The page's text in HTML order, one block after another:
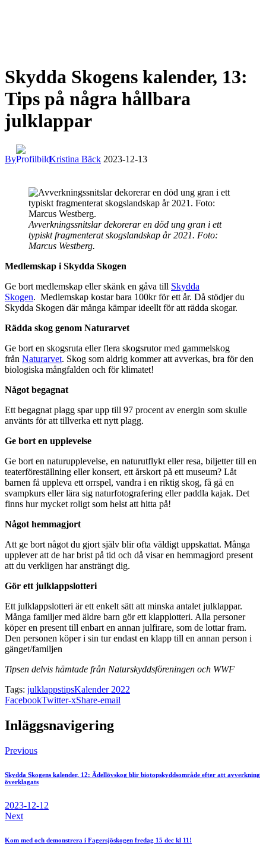
Skydda Skogens kalender, 13:
Tips på några hållbara
julklappar
By Kristina Bäck 2023-12-13
Avverkningssnitslar dekorerar en död ung gran i ett
typiskt fragmenterat skogslandskap år 2021. Foto:
Marcus Westberg.
Medlemskap i Skydda Skogen
Ge bort medlemskap eller skänk en gåva till Skydda
Skogen. Medlemskap kostar bara 100kr för ett år. Då stödjer du
Skydda Skogen där många kämpar ideellt för att rädda skogar.
Rädda skog genom Naturarvet
Ge bort en skogsruta eller flera skogsrutor med gammelskog
från Naturarvet. Skog som aldrig kommer att avverkas, bra för den
biologiska mångfalden och för klimatet!
Något begagnat
Ett begagnat plagg spar upp till 97 procent av energin som skulle
använts för att tillverka ett nytt plagg.
Ge bort en upplevelse
Ge bort en naturupplevelse, en naturutflykt eller resa, biljetter till en
teaterföreställning eller konsert, ett årskort på ett museum? Låt
barnen få uppleva ett orrspel, vandra i en riktig skog, få gå en
svampkurs eller lära sig naturfotografering eller paddla kajak. Det
finns hur mycket roligt som helst att hitta på!
Något hemmagjort
Att ge bort något du gjort själv blir ofta väldigt uppskattat. Många
upplever att de har brist på tid och då visar en hemmagjord present
att du verkligen har ansträngt dig.
Gör ett julklappslotteri
Ett julklappslotteri är ett enkelt sätt att minska antalet julklappar.
Många familjer med äldre barn gör ett klapplotteri. Alla personer
köper en present till enbart en annan julfirare, som de lottar fram.
Den personen köper i sin tur endast en klapp till en annan person i
gänget/familjen
Tipsen delvis hämtade från Naturskyddsföreningen och WWF
Tags: julklappstipsKalender 2022
FacebookTwitter-xShare-email
Inläggsnavigering
Previous
Skydda Skogens kalender, 12: Ädellövskog blir biotopskyddsområde efter att avverkning
överklagats
2023-12-12
Next
Kom med och demonstrera i Fagersjöskogen fredag 15 dec kl 11!